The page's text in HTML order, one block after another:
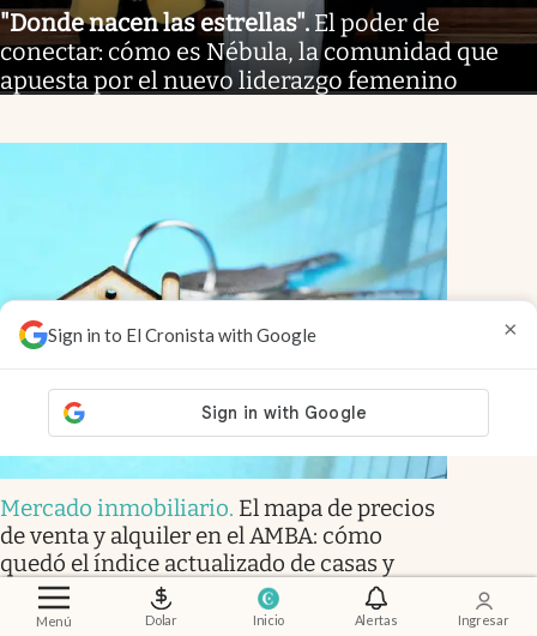
Menú Dolar Inicio Alertas Ingresar
Sign in to El Cronista with Google ×
"Donde nacen las estrellas". El poder de
conectar: cómo es Nébula, la comunidad que
apuesta por el nuevo liderazgo femenino
Mercado inmobiliario. El mapa de precios
de venta y alquiler en el AMBA: cómo
quedó el índice actualizado de casas y
departamentos
Alejandro Di Russo